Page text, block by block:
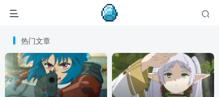
热门文章